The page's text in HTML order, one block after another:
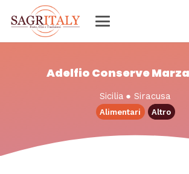
Adelfio Conserve
Sicilia ● Siracusa
Alimentari Altro